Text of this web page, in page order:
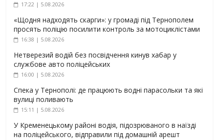
17:22 | 5.08.2026
«Щодня надходять скарги»: у громаді під Тернополем
просять поліцію посилити контроль за мотоциклістами
16:38 | 5.08.2026
Нетверезий водій без посвідчення кинув хабар у
службове авто поліцейських
16:00 | 5.08.2026
Спека у Тернополі: де працюють водні парасольки та які
вулиці поливають
15:11 | 5.08.2026
У Кременецькому районі водія, підозрюваного в наїзді
на поліцейського, відправили під домашній арешт